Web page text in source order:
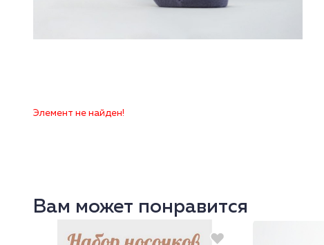
Элемент не найден!
Вам может понравится